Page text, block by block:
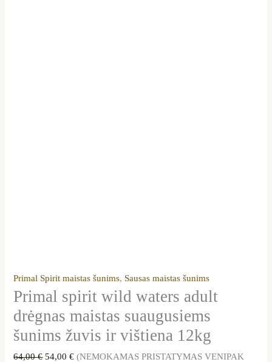
Primal Spirit maistas šunims, Sausas maistas šunims
Primal spirit wild waters adult
drėgnas maistas suaugusiems
šunims žuvis ir vištiena 12kg
64,00€ 54,00€ (NEMOKAMAS PRISTATYMAS VENIPAK